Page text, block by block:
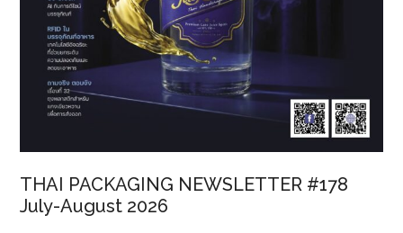
THAI PACKAGING NEWSLETTER #178
July-August 2026